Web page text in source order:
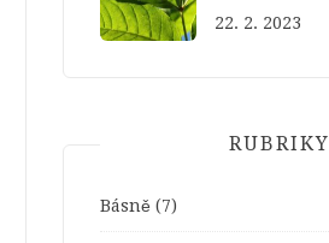
22. 2. 2023
RUBRIKY
Básně (7)